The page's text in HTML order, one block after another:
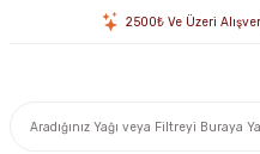
2500₺ Ve Üzeri